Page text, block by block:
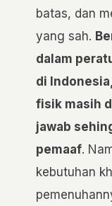
batas, dan
yang sah.
dalam
di
fisik masih
jawab
pemaaf.
kebutuhan